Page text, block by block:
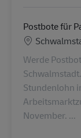
Postbote für
Location
Werde
Stundenlohn
November. ...